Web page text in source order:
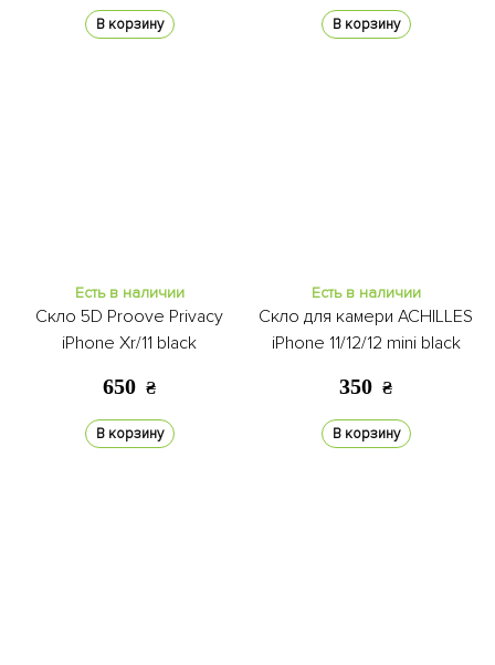
В корзину В корзину
Есть в наличии
Скло 5D Proove Privacy
iPhone Xr/11 black
650 ₴
В корзину
Есть в наличии
Скло для камери ACHILLES
iPhone 11/12/12 mini black
350 ₴
В корзину